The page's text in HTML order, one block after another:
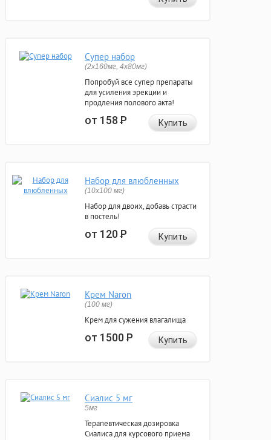
Супер набор
(2х160мг, 4х80мг)
Попробуй все супер препараты
для усиления эрекции и
продления полового акта!
от 158Р Купить
Набор для влюбленных
(10х100 мг)
Набор для двоих, добавь страсти
в постель!
от 120Р Купить
Крем Naron
(100 мг)
Крем для сужения влагалища
от 1500Р Купить
Сиалис 5 мг
5мг
Терапевтическая дозировка
Сиалиса для курсового приема